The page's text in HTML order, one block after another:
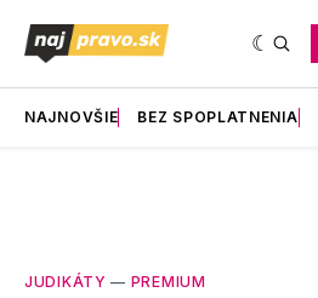
NAJNOVŠIE BEZ SPOPLATNENIA
JUDIKÁTY — PREMIUM